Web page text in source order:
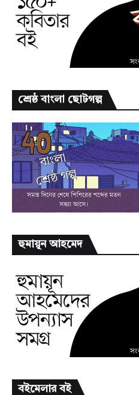
শ্রেষ্ঠ বাংলা ছোটগল্প
হুমায়ূন আহমেদ
বইমেলার বই